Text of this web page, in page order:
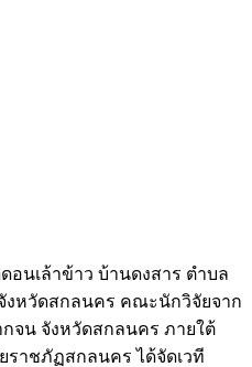
อนเล้าข้าว บ้านดงสาร ตำบล
งหวัดสกลนคร คณะนักวิจัยจาก
จน จังหวัดสกลนคร ภายใต้
ราชภัฏสกลนคร ได้จัดเวที